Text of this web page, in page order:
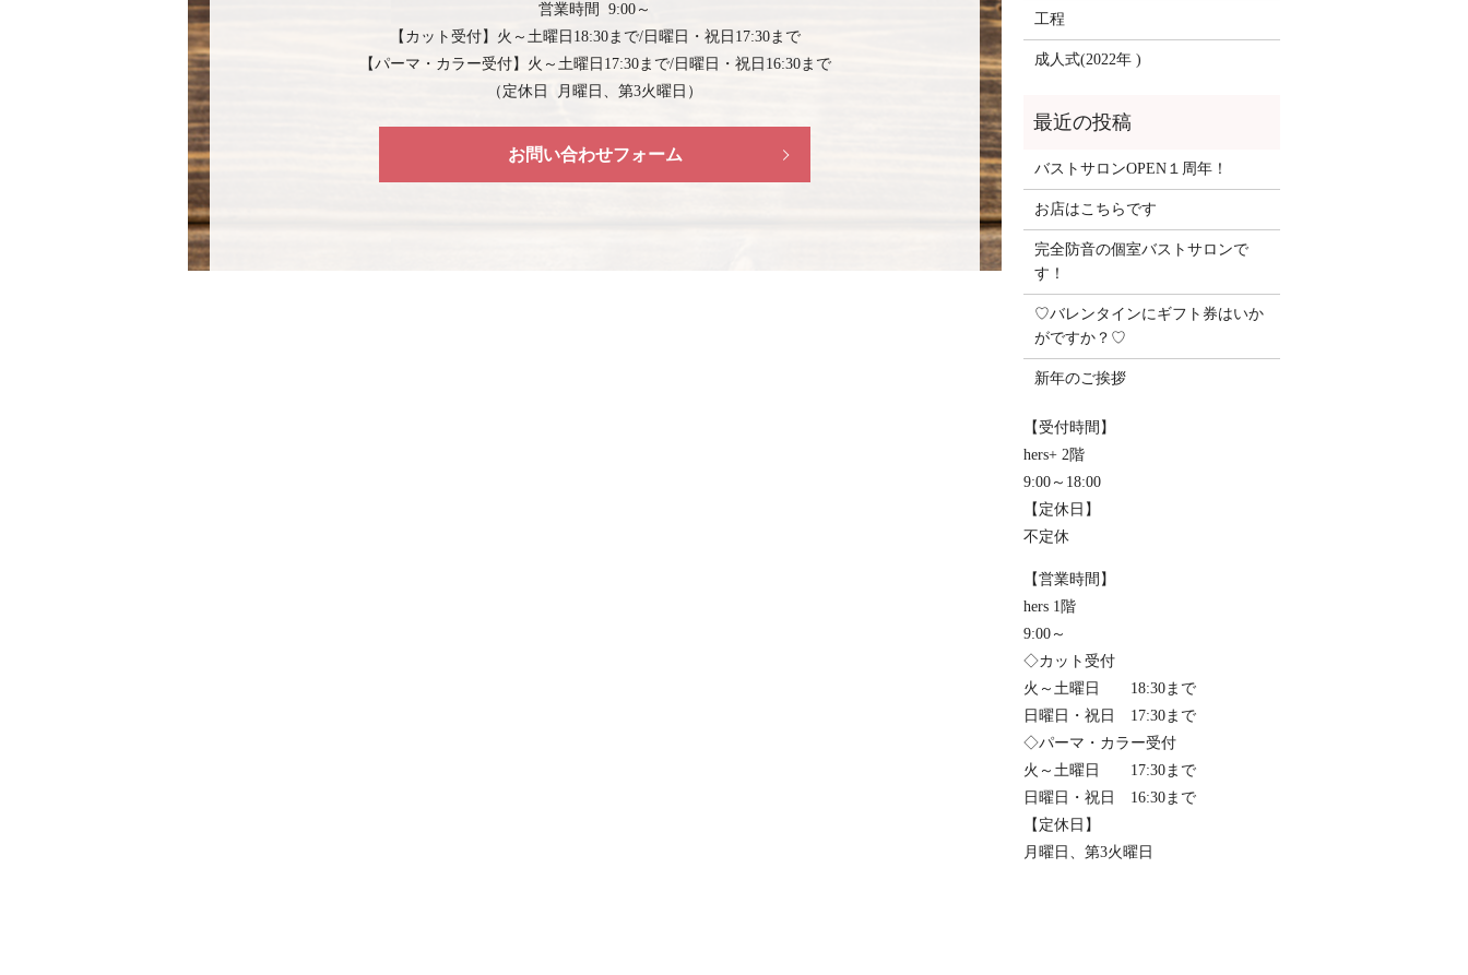
営業時間 9:00～
【カット受付】 火～土曜日18:30まで/日曜日・祝日17:30まで
【パーマ・カラー受付】 火～土曜日17:30まで/日曜日・祝日16:30まで
（定休日 月曜日、第3火曜日）
お問い合わせフォーム
工程
成人式(2022年 )
バストサロンOPEN１周年！
お店はこちらです
完全防音の個室バストサロンで
す！
♡バレンタインにギフト券はいか
がですか？♡
新年のご挨拶
【受付時間】
hers+ 2階
9:00～18:00
【定休日】
不定休
【営業時間】
hers 1階
9:00～
◇カット受付
火～土曜日 18:30まで
日曜日・祝日 17:30まで
◇パーマ・カラー受付
火～土曜日 17:30まで
日曜日・祝日 16:30まで
【定休日】
月曜日、第3火曜日